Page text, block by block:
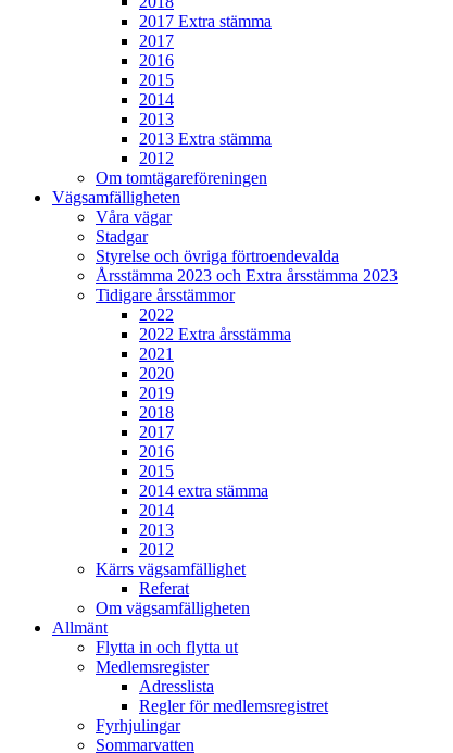
2017 Extra stämma
2017
2016
2015
2014
2013
2013 Extra stämma
2012
Om tomtägareföreningen
Vägsamfälligheten
Våra vägar
Stadgar
Styrelse och övriga förtroendevalda
Årsstämma 2023 och Extra årsstämma 2023
Tidigare årsstämmor
2022
2022 Extra årsstämma
2021
2020
2019
2018
2017
2016
2015
2014 extra stämma
2014
2013
2012
Kärrs vägsamfällighet
Referat
Om vägsamfälligheten
Allmänt
Flytta in och flytta ut
Medlemsregister
Adresslista
Regler för medlemsregistret
Fyrhjulingar
Sommarvatten